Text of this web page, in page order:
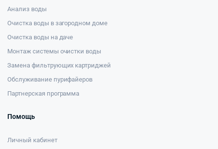
Анализ воды
Очистка воды в загородном доме
Очистка воды на даче
Монтаж системы очистки воды
Замена фильтрующих картриджей
Обслуживание пурифайеров
Партнерская программа
Помощь
Личный кабинет